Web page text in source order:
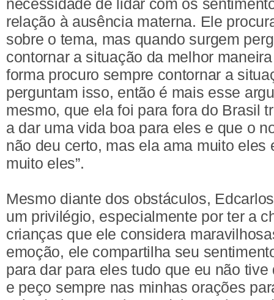
necessidade de lidar com os
relação à ausência materna. Ele
sobre o tema, mas quando surgem
contornar a situação da melhor
forma procuro sempre contornar a
perguntam isso, então é mais esse
mesmo, que ela foi para fora do Brasil
a dar uma vida boa para eles e que o
não deu certo, mas ela ama muito eles
muito eles”.
Mesmo diante dos obstáculos,
um privilégio, especialmente por ter a
crianças que ele considera
emoção, ele compartilha seu
para dar para eles tudo que eu não
e peço sempre nas minhas orações